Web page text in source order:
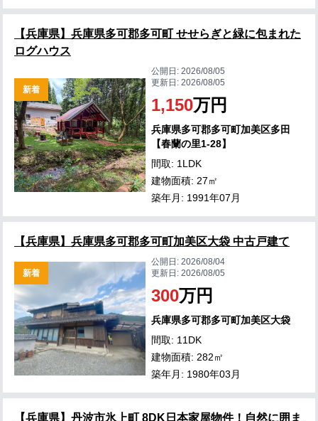
【兵庫県】兵庫県多可郡多可町 せせらぎと緑に包まれた
ログハウス
新着
公開日:2026/08/05
更新日:2026/08/05
1,150万円
兵庫県多可郡多可町加美区多田
【春蘭の里1-28】
間取: 1LDK
建物面積: 27㎡
築年月: 1991年07月
【兵庫県】兵庫県多可郡多可町加美区大袋 中古戸建て
新着
公開日:2026/08/04
更新日:2026/08/05
300万円
兵庫県多可郡多可町加美区大袋
間取: 11DK
建物面積: 282㎡
築年月: 1980年03月
【兵庫県】丹波市氷上町 8DK日本家屋物件！自然に囲ま